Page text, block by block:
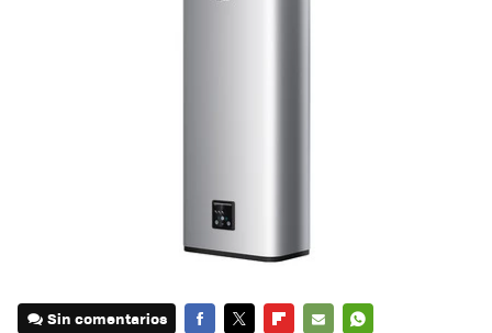
Sin comentarios